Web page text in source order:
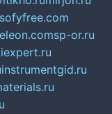
sp-or.ru
instrumentgid.ru